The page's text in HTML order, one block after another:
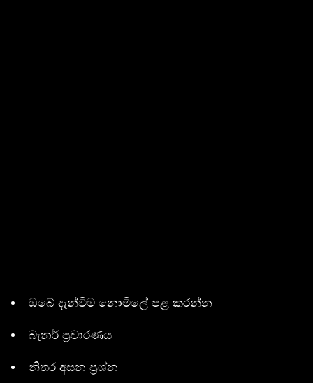
ඔබේ දැන්විම නොමිලේ පළ කරන්න
බැනර් ප්‍රචාරණය
නිතර අසන ප්‍රශ්න